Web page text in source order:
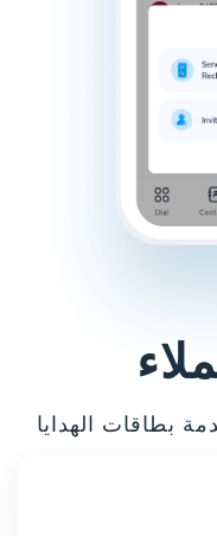
بطاقات الهدايا